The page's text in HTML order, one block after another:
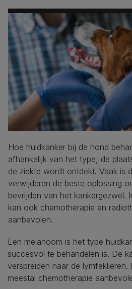
Hoe huidkanker bij de hond
afhankelijk van het type, de
de ziekte wordt ontdekt. Vaak is
verwijderen de beste oplossing
bevrijden van het kankergezwel.
kan ook chemotherapie en
aanbevolen.
Een melanoom is het type
succesvol te behandelen is. De
verspreiden naar de
meestal chemotherapie